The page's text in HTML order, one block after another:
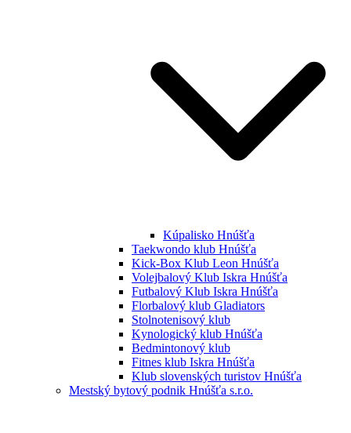
Kúpalisko Hnúšťa
Taekwondo klub Hnúšťa
Kick-Box Klub Leon Hnúšťa
Volejbalový Klub Iskra Hnúšťa
Futbalový Klub Iskra Hnúšťa
Florbalový klub Gladiators
Stolnotenisový klub
Kynologický klub Hnúšťa
Bedmintonový klub
Fitnes klub Iskra Hnúšťa
Klub slovenských turistov Hnúšťa
Mestský bytový podnik Hnúšťa s.r.o.